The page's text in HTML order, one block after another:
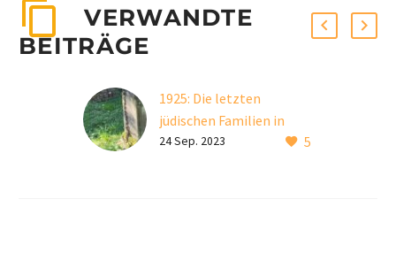
VERWANDTE
BEITRÄGE
1925: Die letzten
jüdischen Familien in
Hochberg
5
24 Sep. 2023